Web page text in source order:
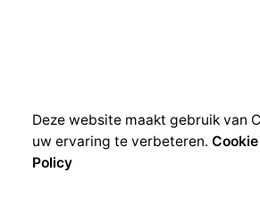
Deze website maakt gebruik van
uw ervaring te verbeteren.
Policy